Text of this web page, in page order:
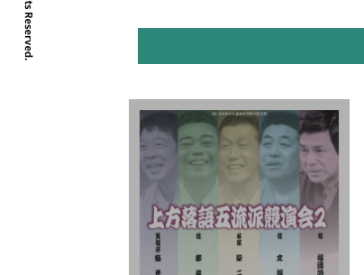
ジャンル 音楽 演劇
映画
その他
フリーワード